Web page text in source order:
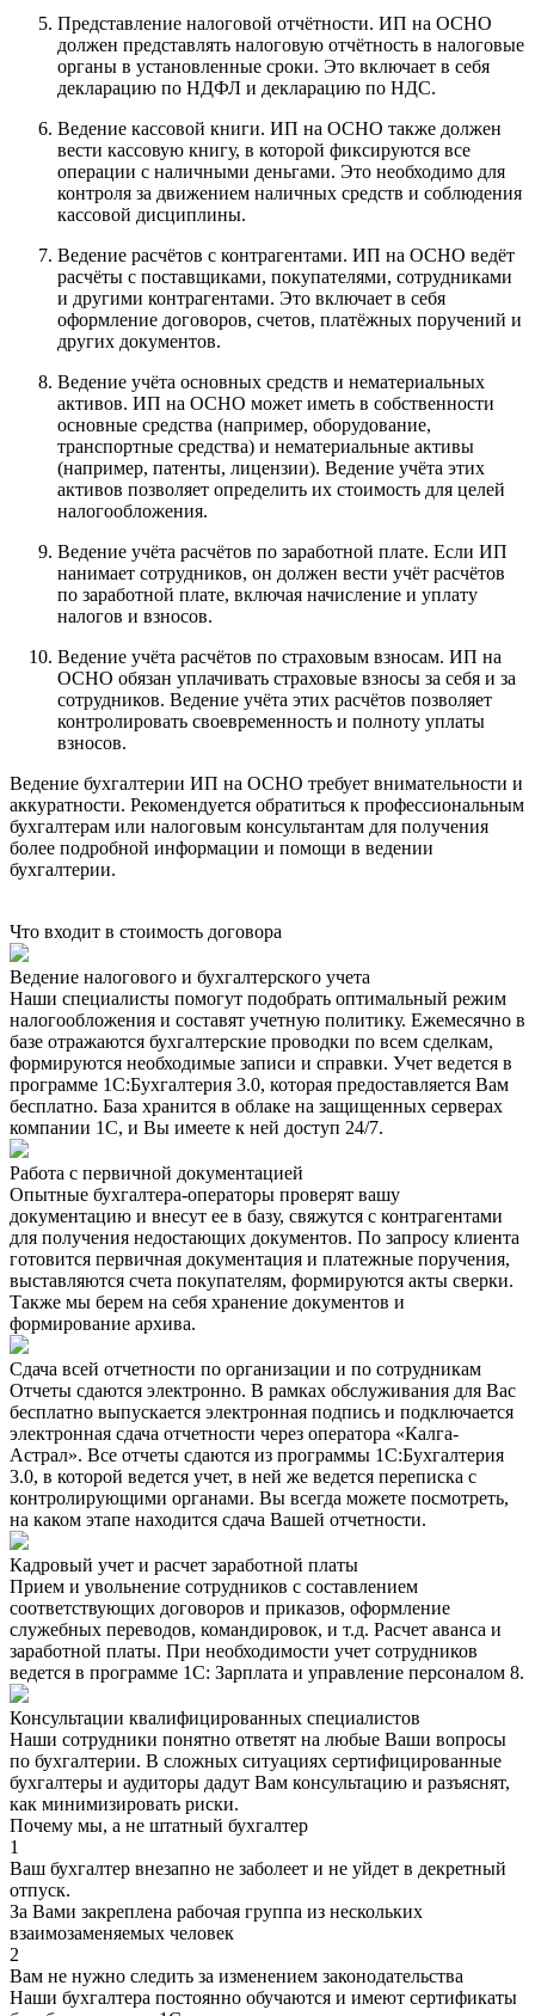
Представление налоговой отчётности. ИП на ОСНО
должен представлять налоговую отчётность в налоговые
органы в установленные сроки. Это включает в себя
декларацию по НДФЛ и декларацию по НДС.
Ведение кассовой книги. ИП на ОСНО также должен
вести кассовую книгу, в которой фиксируются все
операции с наличными деньгами. Это необходимо для
контроля за движением наличных средств и соблюдения
кассовой дисциплины.
Ведение расчётов с контрагентами. ИП на ОСНО ведёт
расчёты с поставщиками, покупателями, сотрудниками
и другими контрагентами. Это включает в себя
оформление договоров, счетов, платёжных поручений и
других документов.
Ведение учёта основных средств и нематериальных
активов. ИП на ОСНО может иметь в собственности
основные средства (например, оборудование,
транспортные средства) и нематериальные активы
(например, патенты, лицензии). Ведение учёта этих
активов позволяет определить их стоимость для целей
налогообложения.
Ведение учёта расчётов по заработной плате. Если ИП
нанимает сотрудников, он должен вести учёт расчётов
по заработной плате, включая начисление и уплату
налогов и взносов.
Ведение учёта расчётов по страховым взносам. ИП на
ОСНО обязан уплачивать страховые взносы за себя и за
сотрудников. Ведение учёта этих расчётов позволяет
контролировать своевременность и полноту уплаты
взносов.
Ведение бухгалтерии ИП на ОСНО требует внимательности и
аккуратности. Рекомендуется обратиться к профессиональным
бухгалтерам или налоговым консультантам для получения
более подробной информации и помощи в ведении
бухгалтерии.
Что входит в стоимость договора
Ведение налогового и бухгалтерского учета
Наши специалисты помогут подобрать оптимальный режим
налогообложения и составят учетную политику. Ежемесячно в
базе отражаются бухгалтерские проводки по всем сделкам,
формируются необходимые записи и справки. Учет ведется в
программе 1С:Бухгалтерия 3.0, которая предоставляется Вам
бесплатно. База хранится в облаке на защищенных серверах
компании 1С, и Вы имеете к ней доступ 24/7.
Работа с первичной документацией
Опытные бухгалтера-операторы проверят вашу
документацию и внесут ее в базу, свяжутся с контрагентами
для получения недостающих документов. По запросу клиента
готовится первичная документация и платежные поручения,
выставляются счета покупателям, формируются акты сверки.
Также мы берем на себя хранение документов и
формирование архива.
Сдача всей отчетности по организации и по сотрудникам
Отчеты сдаются электронно. В рамках обслуживания для Вас
бесплатно выпускается электронная подпись и подключается
электронная сдача отчетности через оператора «Калга-
Астрал». Все отчеты сдаются из программы 1С:Бухгалтерия
3.0, в которой ведется учет, в ней же ведется переписка с
контролирующими органами. Вы всегда можете посмотреть,
на каком этапе находится сдача Вашей отчетности.
Кадровый учет и расчет заработной платы
Прием и увольнение сотрудников с составлением
соответствующих договоров и приказов, оформление
служебных переводов, командировок, и т.д. Расчет аванса и
заработной платы. При необходимости учет сотрудников
ведется в программе 1С: Зарплата и управление персоналом 8.
Консультации квалифицированных специалистов
Наши сотрудники понятно ответят на любые Ваши вопросы
по бухгалтерии. В сложных ситуациях сертифицированные
бухгалтеры и аудиторы дадут Вам консультацию и разъяснят,
как минимизировать риски.
Почему мы, а не штатный бухгалтер
1
Ваш бухгалтер внезапно не заболеет и не уйдет в декретный
отпуск.
За Вами закреплена рабочая группа из нескольких
взаимозаменяемых человек
2
Вам не нужно следить за изменением законодательства
Наши бухгалтера постоянно обучаются и имеют сертификаты